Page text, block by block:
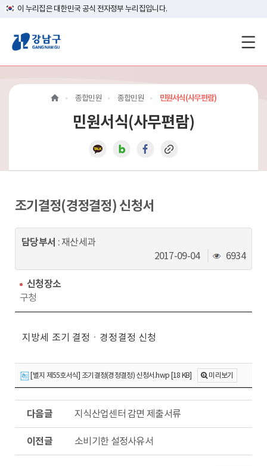
이 누리집은 대한민국 공식 전자정부 누리집입니다.
강
남
구
메
인
이
동
종합민원 종합민원 민원서식(사무편람)
민원서식(사무편람)
조기결정(경정결정) 신청서
담당부서 : 재산세과
2017-09-04
조
회
6934
신청장소
구청
지방세 조기 결정 ㆍ 경정결정 신청
[별지 제55호서식] 조기결정(경정결정) 신청서.hwp [18 KB] 미리보기
글
지식산업센터 감면 제출서류
글
소비기한 설정사유서